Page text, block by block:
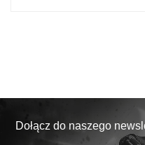
Dołącz do naszego